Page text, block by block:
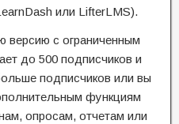
или LifterLMS).
версию с ограниченным
до 500 подписчиков и
подписчиков или вы
функциям
опросам, отчетам или